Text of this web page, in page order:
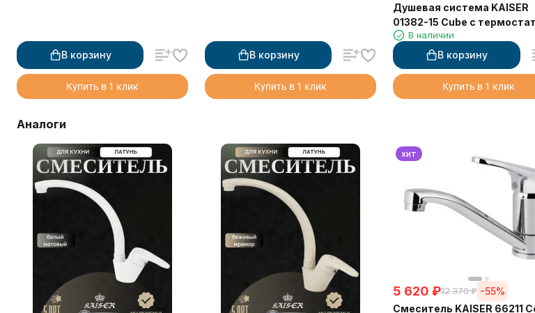
В корзину
Купить в 1 клик
В корзину
Купить в 1 клик
Душевая система KAISER
01382-15 Cube с
6282В наличии
В корзину
Купить в 1 клик
Аналоги
хит
5 620 ₽12 370 ₽ -55%
Смеситель KAISER 66211